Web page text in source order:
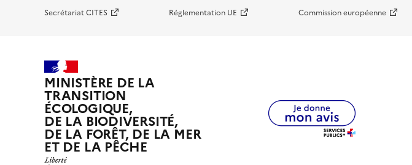
Secrétariat CITES Réglementation UE Commission européenne
MINISTÈRE DE LA
TRANSITION
ÉCOLOGIQUE,
DE LA BIODIVERSITÉ,
DE LA FORÊT, DE LA MER
ET DE LA PÊCHE